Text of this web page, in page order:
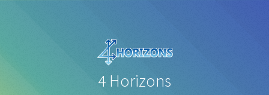
4 Horizons